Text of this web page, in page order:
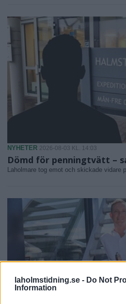
laholmstidning.se - Do Not
Information
NYHETER 2026-08-03 KL. 14:03
Dömd för penningtvätt –
Laholmare tog emot och skickade vidare